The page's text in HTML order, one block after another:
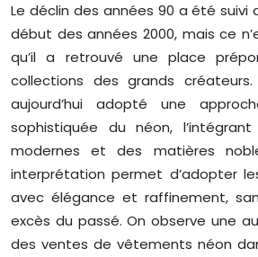
Le déclin des années 90 a été suivi
début des années 2000, mais ce
qu’il a retrouvé une place
collections des grands
aujourd’hui adopté une
sophistiquée du néon,
modernes et des matières
interprétation permet d’adopter
avec élégance et raffinement,
excès du passé. On observe une
des ventes de vêtements néon